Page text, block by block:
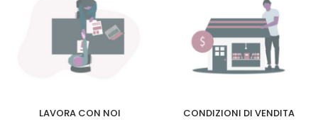
LAVORA CON NOI CONDIZIONI DI VENDITA